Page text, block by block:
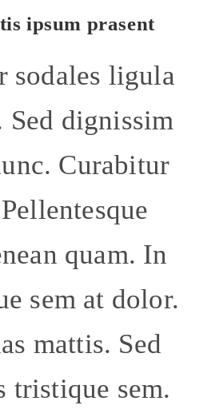
ipsum prasent
sodales ligula
dignissim
Curabitur
quam. In
sem at dolor.
mattis. Sed
tristique sem.